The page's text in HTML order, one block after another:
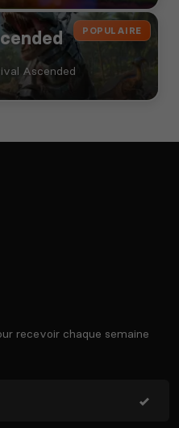
POPULAIRE
Ascended
recevoir chaque semaine